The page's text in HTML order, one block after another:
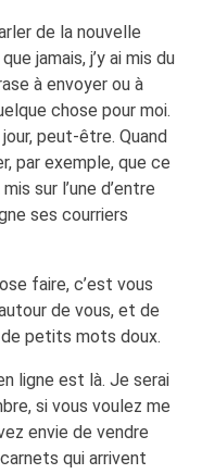
de la nouvelle
jamais, j’y ai mis du
à envoyer ou à
chose pour moi.
peut-être. Quand
par exemple, que ce
sur l’une d’entre
ses courriers
faire, c’est vous
de vous, et de
de petits mots doux.
ligne est là. Je serai
si vous voulez me
envie de vendre
qui arrivent